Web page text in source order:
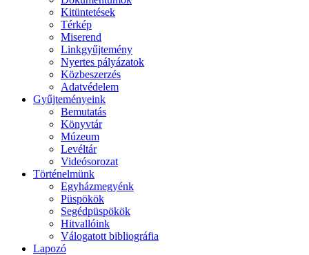
Kitüntetések
Térkép
Miserend
Linkgyűjtemény
Nyertes pályázatok
Közbeszerzés
Adatvédelem
Gyűjteményeink
Bemutatás
Könyvtár
Múzeum
Levéltár
Videósorozat
Történelmünk
Egyházmegyénk
Püspökök
Segédpüspökök
Hitvallóink
Válogatott bibliográfia
Lapozó